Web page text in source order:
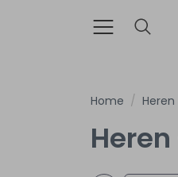
Home Heren